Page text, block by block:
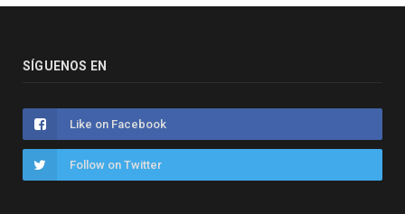
SÍGUENOS EN
Like on Facebook
Follow on Twitter